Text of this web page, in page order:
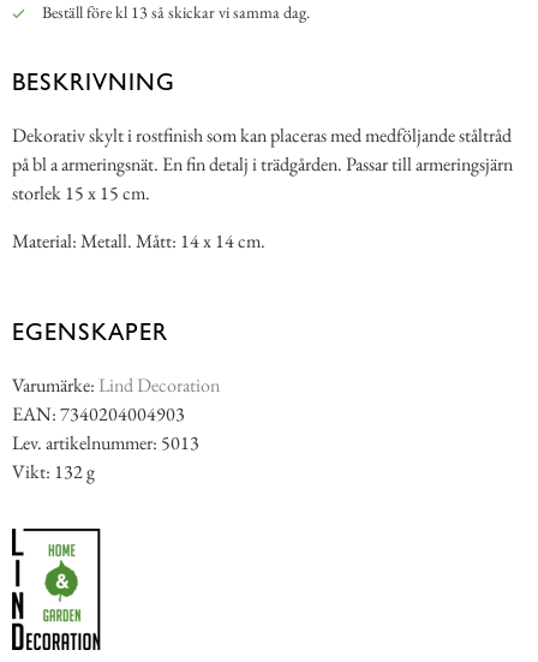
Beställ före kl 13 så skickar vi samma dag.
BESKRIVNING
Dekorativ skylt i rostfinish som kan placeras med medföljande ståltråd
på bl a armeringsnät. En fin detalj i trädgården. Passar till armeringsjärn
storlek 15 x 15 cm.
Material: Metall. Mått: 14 x 14 cm.
EGENSKAPER
Varumärke: Lind Decoration
EAN: 7340204004903
Lev. artikelnummer: 5013
Vikt: 132 g